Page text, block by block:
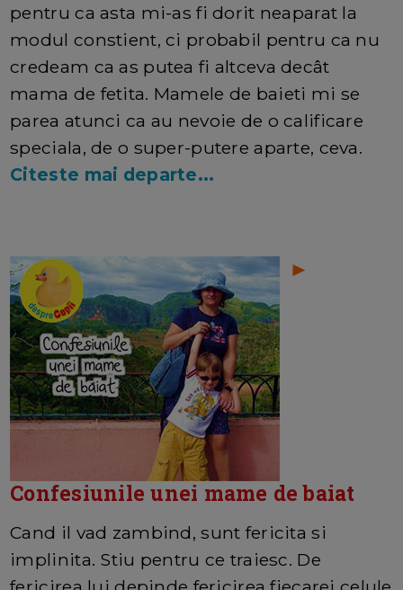
pentru ca asta mi-as fi dorit neaparat la
modul constient, ci probabil pentru ca nu
credeam ca as putea fi altceva decât
mama de fetita. Mamele de baieti mi se
parea atunci ca au nevoie de o calificare
speciala, de o super-putere aparte, ceva.
Citeste mai departe...
►
Confesiunile unei mame de baiat
Cand il vad zambind, sunt fericita si
implinita. Stiu pentru ce traiesc. De